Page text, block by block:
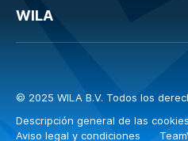
WILA
© 2025 WILA B.V. Todos los
Descripción general de las cookies
Aviso legal y condiciones